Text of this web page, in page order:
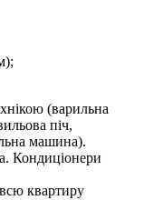
(варильна
піч,
машина).
Кондиціонери
квартиру